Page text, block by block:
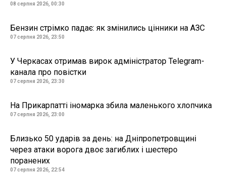
08 серпня 2026, 00:30
Бензин стрімко падає: як змінились цінники на АЗС
07 серпня 2026, 23:50
У Черкасах отримав вирок адміністратор Telegram-
канала про повістки
07 серпня 2026, 23:30
На Прикарпатті іномарка збила маленького хлопчика
07 серпня 2026, 23:00
Близько 50 ударів за день: на Дніпропетровщині
через атаки ворога двоє загиблих і шестеро
поранених
07 серпня 2026, 22:54